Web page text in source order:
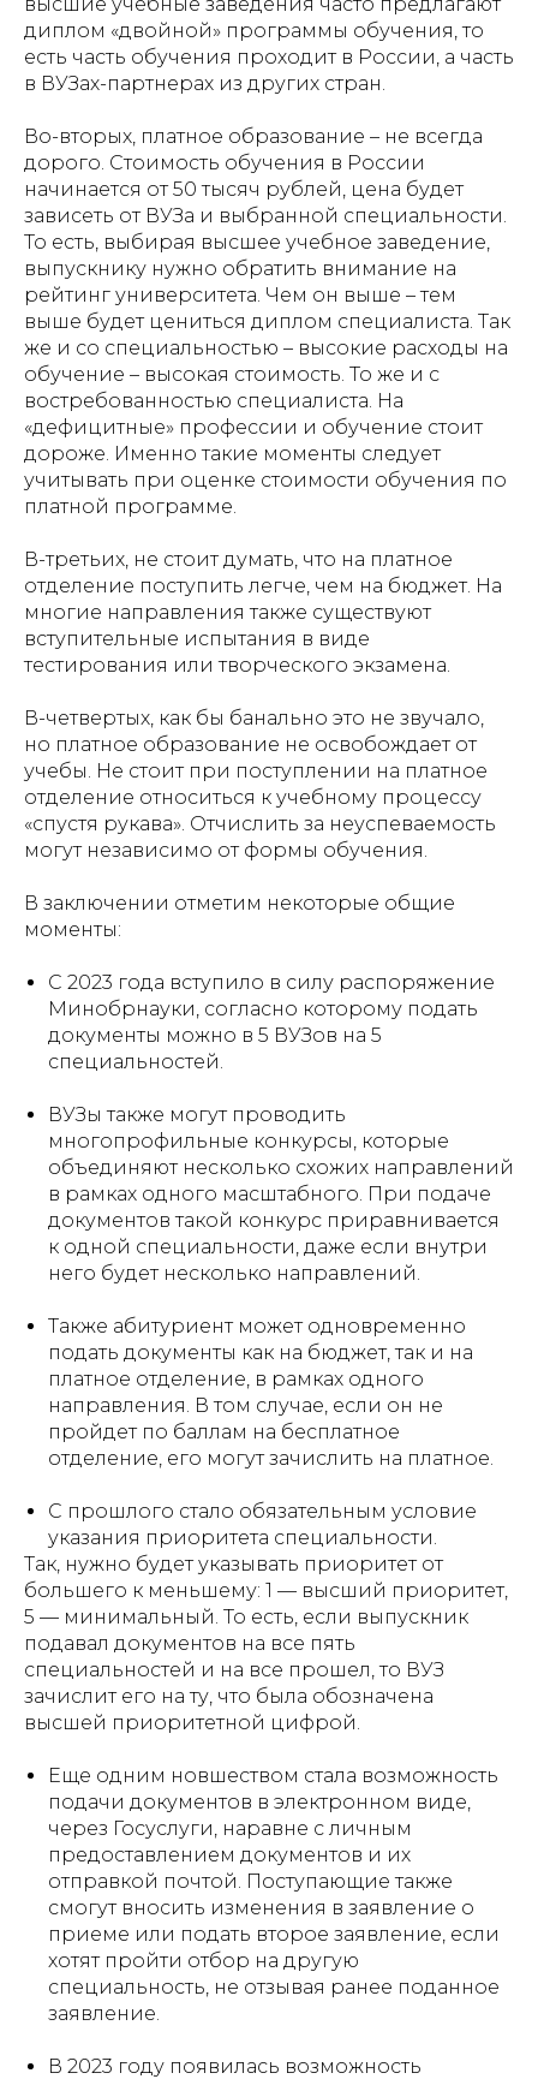
диплом «двойной» программы обучения, то
есть часть обучения проходит в России, а часть
в ВУЗах-партнерах из других стран.
Во-вторых, платное образование – не всегда
дорого. Стоимость обучения в России
начинается от 50 тысяч рублей, цена будет
зависеть от ВУЗа и выбранной специальности.
То есть, выбирая высшее учебное заведение,
выпускнику нужно обратить внимание на
рейтинг университета. Чем он выше – тем
выше будет цениться диплом специалиста. Так
же и со специальностью – высокие расходы на
обучение – высокая стоимость. То же и с
востребованностью специалиста. На
«дефицитные» профессии и обучение стоит
дороже. Именно такие моменты следует
учитывать при оценке стоимости обучения по
платной программе.
В-третьих, не стоит думать, что на платное
отделение поступить легче, чем на бюджет. На
многие направления также существуют
вступительные испытания в виде
тестирования или творческого экзамена.
В-четвертых, как бы банально это не звучало,
но платное образование не освобождает от
учебы. Не стоит при поступлении на платное
отделение относиться к учебному процессу
«спустя рукава». Отчислить за неуспеваемость
могут независимо от формы обучения.
В заключении отметим некоторые общие
моменты:
С 2023 года вступило в силу распоряжение
Минобрнауки, согласно которому подать
документы можно в 5 ВУЗов на 5
специальностей.
ВУЗы также могут проводить
многопрофильные конкурсы, которые
объединяют несколько схожих направлений
в рамках одного масштабного. При подаче
документов такой конкурс приравнивается
к одной специальности, даже если внутри
него будет несколько направлений.
Также абитуриент может одновременно
подать документы как на бюджет, так и на
платное отделение, в рамках одного
направления. В том случае, если он не
пройдет по баллам на бесплатное
отделение, его могут зачислить на платное.
С прошлого стало обязательным условие
указания приоритета специальности.
Так, нужно будет указывать приоритет от
большего к меньшему: 1 — высший приоритет,
5 — минимальный. То есть, если выпускник
подавал документов на все пять
специальностей и на все прошел, то ВУЗ
зачислит его на ту, что была обозначена
высшей приоритетной цифрой.
Еще одним новшеством стала возможность
подачи документов в электронном виде,
через Госуслуги, наравне с личным
предоставлением документов и их
отправкой почтой. Поступающие также
смогут вносить изменения в заявление о
приеме или подать второе заявление, если
хотят пройти отбор на другую
специальность, не отзывая ранее поданное
заявление.
В 2023 году появилась возможность